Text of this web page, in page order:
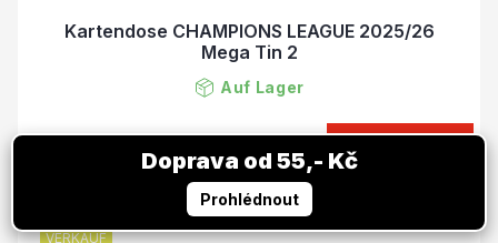
Kartendose CHAMPIONS LEAGUE 2025/26
Mega Tin 2
Auf Lager
VERKAUF